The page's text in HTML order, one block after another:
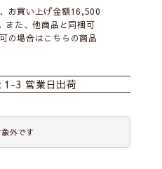
お買い上げ金額16,500
また、他商品と同梱可
の場合はこちらの商品
1-3 営業日出荷
外です